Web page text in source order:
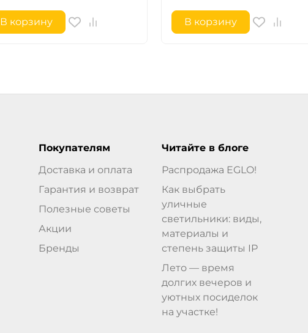
В корзину В корзину
Покупателям
Доставка и оплата
Гарантия и возврат
Полезные советы
Акции
Бренды
Читайте в блоге
Распродажа EGLO!
Как выбрать
уличные
светильники: виды,
материалы и
степень защиты IP
Лето — время
долгих вечеров и
уютных посиделок
на участке!